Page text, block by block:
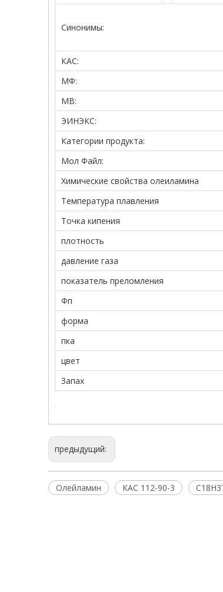
Синонимы:
КАС:
МФ:
МВ:
ЭИНЭКС:
Категории продукта:
Мол Файл:
Химические свойства олеиламина
Температура плавления
Точка кипения
плотность
давление газа
показатель преломления
Фп
форма
пка
цвет
Запах
предыдущий:
Олейламин КАС 112-90-3